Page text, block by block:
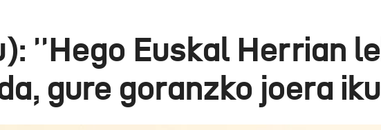
''Hego Euskal Herrian
gure goranzko joera